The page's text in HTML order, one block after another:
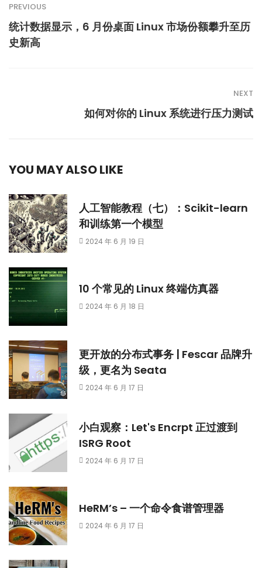
PREVIOUS
统计数据显示，6 月份桌面 Linux 市场份额攀升至历
史新高
NEXT
如何对你的 Linux 系统进行压力测试
YOU MAY ALSO LIKE
人工智能教程（七）：Scikit-learn
和训练第一个模型
2024 年 6 月 19 日
10 个常见的 Linux 终端仿真器
2024 年 6 月 18 日
更开放的分布式事务 | Fescar 品牌升
级，更名为 Seata
2024 年 6 月 17 日
小白观察：Let's Encrpt 正过渡到
ISRG Root
2024 年 6 月 17 日
HeRM’s – 一个命令食谱管理器
2024 年 6 月 17 日